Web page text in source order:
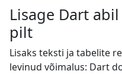
Lisage Dart
pilt
Lisaks teksti ja tabelite
levinud võimalus: Dart